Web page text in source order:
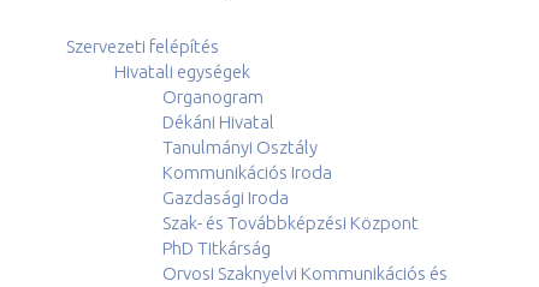
Szervezeti felépítés
Hivatali egységek
Organogram
Dékáni Hivatal
Tanulmányi Osztály
Kommunikációs Iroda
Gazdasági Iroda
Szak- és Továbbképzési Központ
PhD Titkárság
Orvosi Szaknyelvi Kommunikációs és